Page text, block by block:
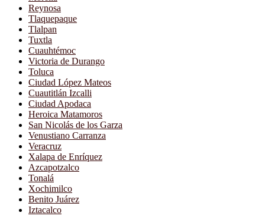
Reynosa
Tlaquepaque
Tlalpan
Tuxtla
Cuauhtémoc
Victoria de Durango
Toluca
Ciudad López Mateos
Cuautitlán Izcalli
Ciudad Apodaca
Heroica Matamoros
San Nicolás de los Garza
Venustiano Carranza
Veracruz
Xalapa de Enríquez
Azcapotzalco
Tonalá
Xochimilco
Benito Juárez
Iztacalco